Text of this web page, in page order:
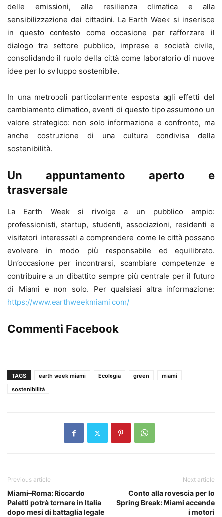
delle emissioni, alla resilienza climatica e alla
sensibilizzazione dei cittadini. La Earth Week si inserisce
in questo contesto come occasione per rafforzare il
dialogo tra settore pubblico, imprese e società civile,
consolidando il ruolo della città come laboratorio di nuove
idee per lo sviluppo sostenibile.
In una metropoli particolarmente esposta agli effetti del
cambiamento climatico, eventi di questo tipo assumono un
valore strategico: non solo informazione e confronto, ma
anche costruzione di una cultura condivisa della
sostenibilità.
Un appuntamento aperto e
trasversale
La Earth Week si rivolge a un pubblico ampio:
professionisti, startup, studenti, associazioni, residenti e
visitatori interessati a comprendere come le città possano
evolvere in modo più responsabile ed equilibrato.
Un’occasione per incontrarsi, scambiare competenze e
contribuire a un dibattito sempre più centrale per il futuro
di Miami e non solo. Per qualsiasi altra informazione:
https://www.earthweekmiami.com/
Commenti Facebook
TAGS earth week miami Ecologia green
miami
sostenibilità
Previous article
Miami–Roma: Riccardo
Paletti potrà tornare in Italia
dopo mesi di battaglia legale
Next article
Conto alla rovescia per lo
Spring Break: Miami accende
i motori